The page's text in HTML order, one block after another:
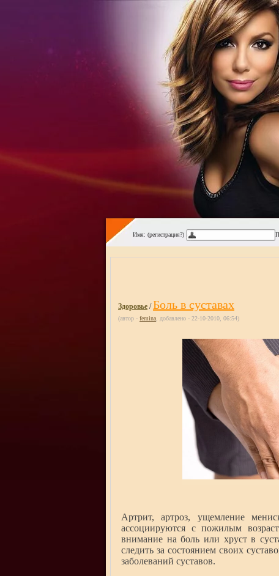
Имя: (регистрация?)
Здоровье /Боль в суставах
(автор - femina , добавлено - 22-10-2010, 06:54)
Артрит, артроз, ущемление
ассоциируются с пожилым
внимание на боль или хруст в
следить за состоянием своих
заболеваний суставов.